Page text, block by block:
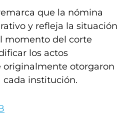
que la nómina
y refleja la situación
momento del corte
los actos
originalmente otorgaron
institución.